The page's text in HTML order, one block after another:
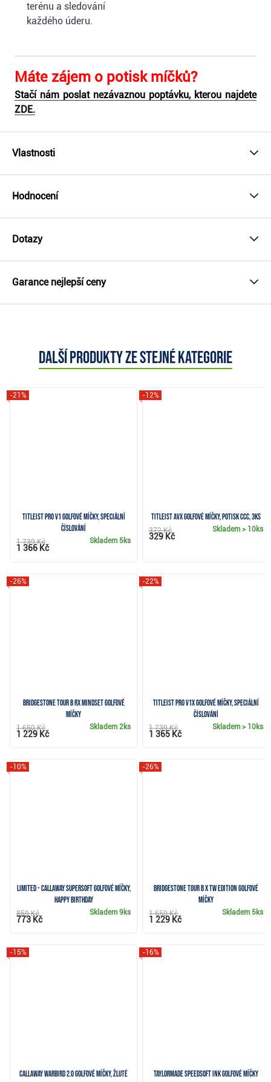
terénu a sledování
každého úderu.
Máte zájem o potisk míčků?
Stačí nám poslat nezávaznou poptávku, kterou najdete
ZDE.
Vlastnosti
Hodnocení
Dotazy
Garance nejlepší ceny
Další produkty ze stejné kategorie
Titleist Pro V1 golfové míčky, speciální
číslování
-21%
Skladem 5ks
1 739 Kč
1 366 Kč
Titleist AVX golfové míčky, potisk CCC, 3ks
-12%
Skladem> 10ks
372 Kč
329 Kč
Bridgestone Tour B RX Mindset golfové
míčky
-26%
Skladem 2ks
1 650 Kč
1 229 Kč
Titleist Pro V1x golfové míčky, speciální
číslování
-22%
Skladem> 10ks
1 739 Kč
1 365 Kč
LIMITED - Callaway Supersoft golfové míčky,
HAPPY BIRTHDAY
-10%
Skladem9ks
859 Kč
773 Kč
Bridgestone Tour B X TW Edition golfové
míčky
-26%
Skladem 5ks
1 650 Kč
1 229 Kč
Callaway Warbird 2.0 golfové míčky, žluté
-15%
TaylorMade SpeedSoft Ink golfové míčky
-16%